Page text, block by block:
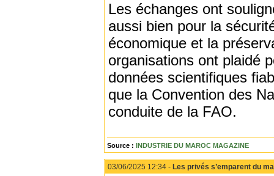
Les échanges ont
aussi bien pour la
économique et la
organisations ont plaidé
données scientifiques
que la Convention des
conduite de la FAO.
Source : INDUSTRIE DU MAROC MAGAZINE
03/06/2025 12:34 - Les privés s’emparent du